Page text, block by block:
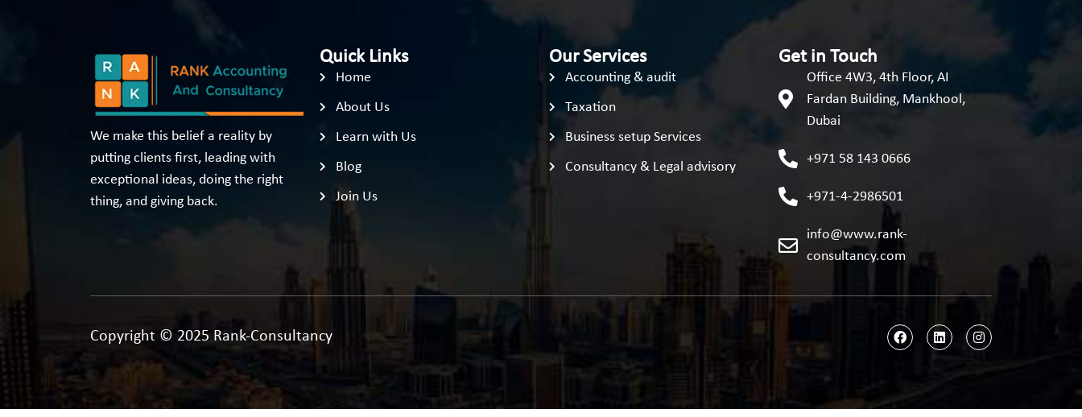
We make this belief a reality by
putting clients first, leading with
exceptional ideas, doing the right
thing, and giving back.
Quick Links
Home
About Us
Learn with Us
Blog
Join Us
Our Services
Accounting & audit
Taxation
Business setup Services
Consultancy & Legal advisory
Get in Touch
Office 4W3, 4th Floor, AI
Fardan Building, Mankhool,
Dubai
+971 58 143 0666
+971-4-2986501
info@www.rank-
consultancy.com
Copyright © 2025 Rank-Consultancy